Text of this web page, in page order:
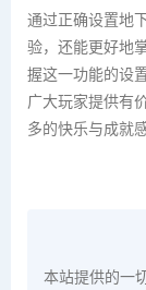
通过正确设置地
验，还能更好地
握这一功能的设
广大玩家提供有
多的快乐与成就感
本站提供的一